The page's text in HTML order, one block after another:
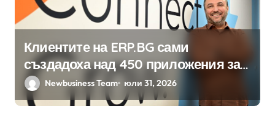
Клиентите на ERP.BG сами
създадоха над 450 приложения за
ERP системата с помощта на
вградения в нея изкуствен
Newbusiness Team юли 31, 2026